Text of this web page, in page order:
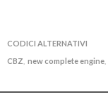
CODICI ALTERNATIVI
CBZ new complete engine